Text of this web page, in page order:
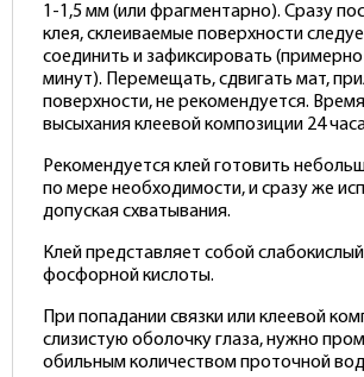
1-1,5 мм (или фрагментарно). Сразу
клея, склеиваемые поверхности
соединить и зафиксировать
минут). Перемещать, сдвигать мат,
поверхности, не рекомендуется.
высыхания клеевой композиции 24
Рекомендуется клей готовить
по мере необходимости, и сразу же
допуская схватывания.
Клей представляет собой
фосфорной кислоты.
При попадании связки или клеевой
слизистую оболочку глаза, нужно
обильным количеством проточной